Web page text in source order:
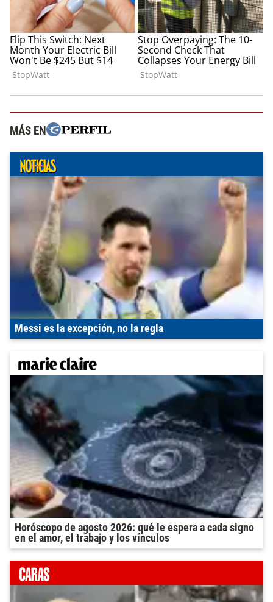
MÁS EN
Messi es la excepción, no la regla
Horóscopo de agosto 2026: qué le espera a cada signo
en el amor, el trabajo y los vínculos